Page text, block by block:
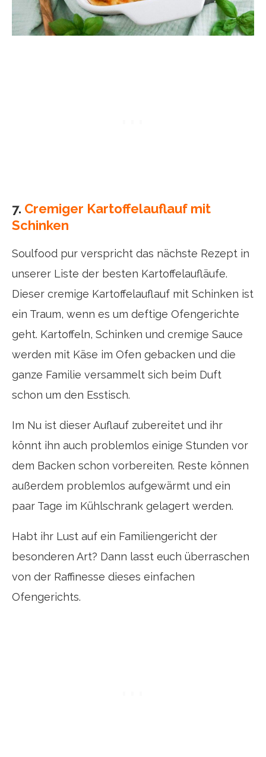
7. Cremiger Kartoffelauflauf mit
Schinken
Soulfood pur verspricht das nächste Rezept in
unserer Liste der besten Kartoffelaufläufe.
Dieser cremige Kartoffelauflauf mit Schinken ist
ein Traum, wenn es um deftige Ofengerichte
geht. Kartoffeln, Schinken und cremige Sauce
werden mit Käse im Ofen gebacken und die
ganze Familie versammelt sich beim Duft
schon um den Esstisch.
Im Nu ist dieser Auflauf zubereitet und ihr
könnt ihn auch problemlos einige Stunden vor
dem Backen schon vorbereiten. Reste können
außerdem problemlos aufgewärmt und ein
paar Tage im Kühlschrank gelagert werden.
Habt ihr Lust auf ein Familiengericht der
besonderen Art? Dann lasst euch überraschen
von der Raffinesse dieses einfachen
Ofengerichts.